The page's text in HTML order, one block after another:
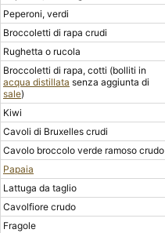
Peperoni, verdi
Broccoletti di rapa crudi
Rughetta o rucola
Broccoletti di rapa, cotti (bolliti in
acqua distillata senza aggiunta di
sale)
Kiwi
Cavoli di Bruxelles crudi
Cavolo broccolo verde ramoso crudo
Papaia
Lattuga da taglio
Cavolfiore crudo
Fragole